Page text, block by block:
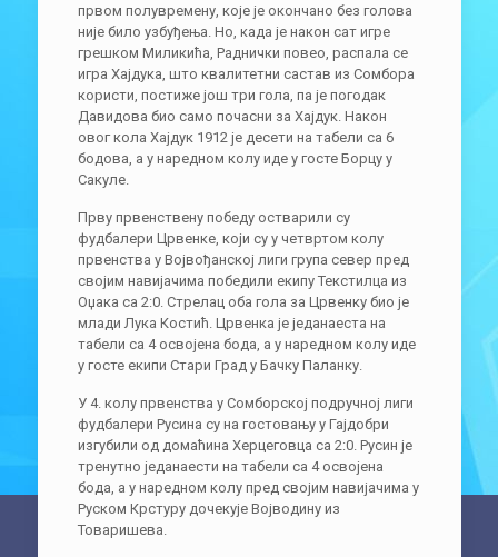
првом полувремену, које је окончано без голова
није било узбуђења. Но, када је након сат игре
грешком Миликића, Раднички повео, распала се
игра Хајдука, што квалитетни састав из Сомбора
користи, постиже још три гола, па је погодак
Давидова био само почасни за Хајдук. Након
овог кола Хајдук 1912 је десети на табели са 6
бодова, а у наредном колу иде у госте Борцу у
Сакуле.
Прву првенствену победу остварили су
фудбалери Црвенке, који су у четвртом колу
првенства у Војвођанској лиги група север пред
својим навијачима победили екипу Текстилца из
Оџака са 2:0. Стрелац оба гола за Црвенку био је
млади Лука Костић. Црвенка је једанаеста на
табели са 4 освојена бода, а у наредном колу иде
у госте екипи Стари Град у Бачку Паланку.
У 4. колу првенства у Сомборској подручној лиги
фудбалери Русина су на гостовању у Гајдобри
изгубили од домаћина Херцеговца са 2:0. Русин је
тренутно једанаести на табели са 4 освојена
бода, а у наредном колу пред својим навијачима у
Руском Крстуру дочекује Војводину из
Товаришева.